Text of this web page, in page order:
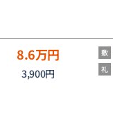
8.6万円
3,900円
敷
礼